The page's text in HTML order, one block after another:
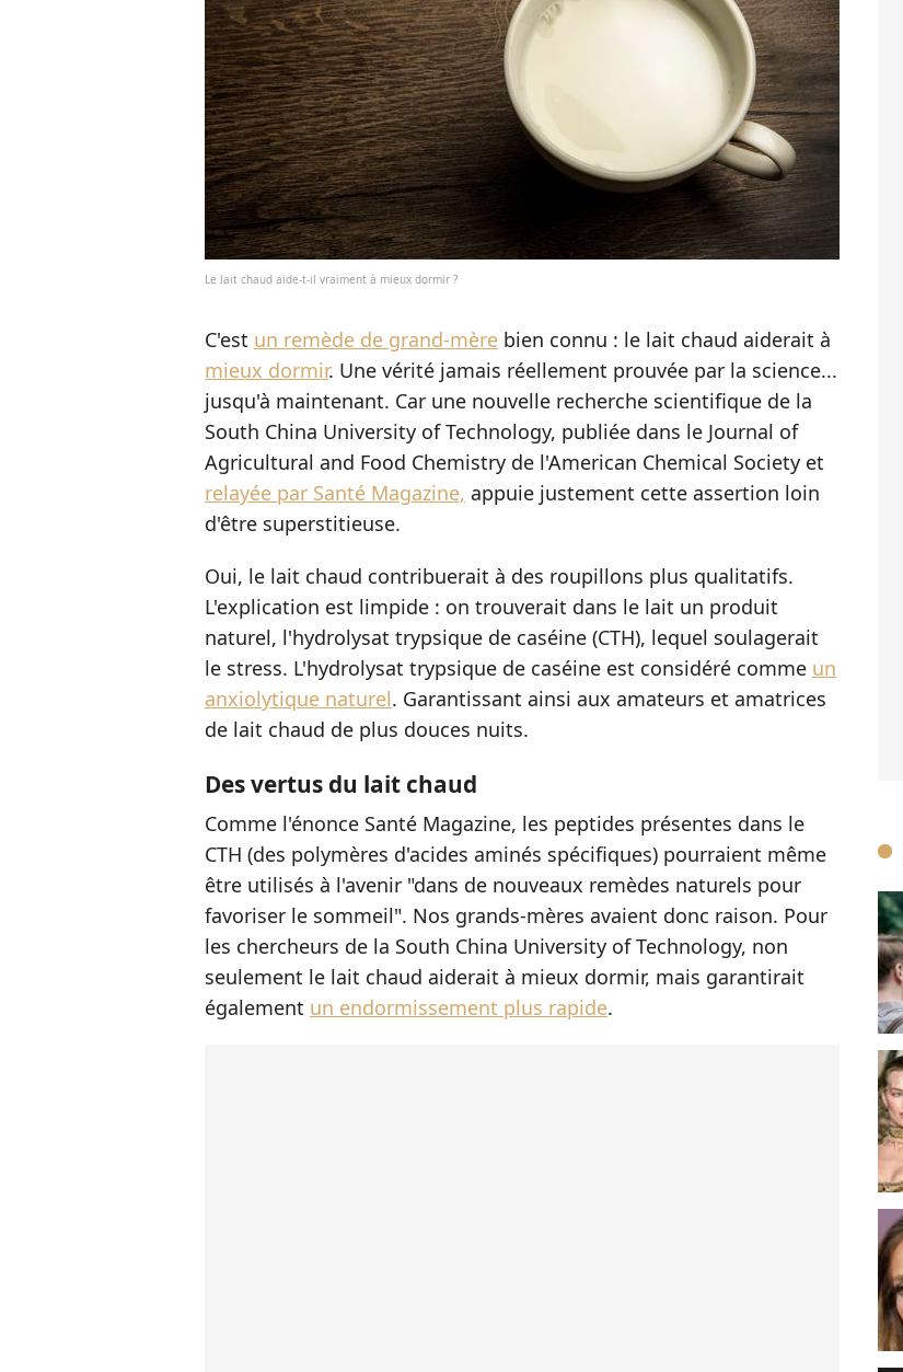
Le lait chaud aide-t-il vraiment à mieux dormir ?
C'est un remède de grand-mère bien connu : le lait chaud aiderait à
mieux dormir. Une vérité jamais réellement prouvée par la science...
jusqu'à maintenant. Car une nouvelle recherche scientifique de la
South China University of Technology, publiée dans le Journal of
Agricultural and Food Chemistry de l'American Chemical Society et
relayée par Santé Magazine, appuie justement cette assertion loin
d'être superstitieuse.
Oui, le lait chaud contribuerait à des roupillons plus qualitatifs.
L'explication est limpide : on trouverait dans le lait un produit
naturel, l'hydrolysat trypsique de caséine (CTH), lequel soulagerait
le stress. L'hydrolysat trypsique de caséine est considéré comme un
anxiolytique naturel. Garantissant ainsi aux amateurs et amatrices
de lait chaud de plus douces nuits.
Des vertus du lait chaud
Comme l'énonce Santé Magazine, les peptides présentes dans le
CTH (des polymères d'acides aminés spécifiques) pourraient même
être utilisés à l'avenir "dans de nouveaux remèdes naturels pour
favoriser le sommeil". Nos grands-mères avaient donc raison. Pour
les chercheurs de la South China University of Technology, non
seulement le lait chaud aiderait à mieux dormir, mais garantirait
également un endormissement plus rapide.